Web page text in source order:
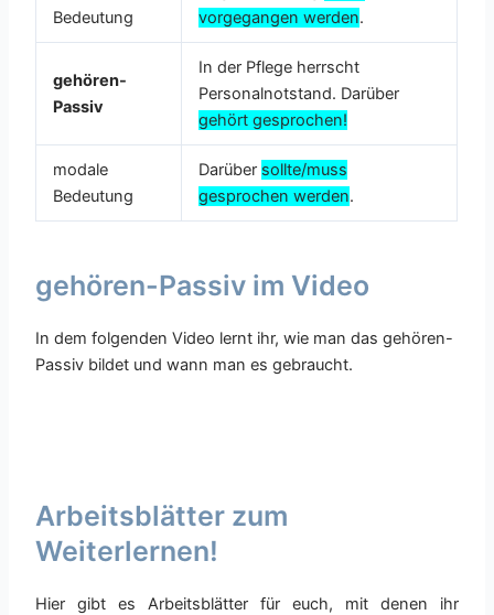
Bedeutung
vorgegangenwerden.
gehören-
Passiv
In der Pflege herrscht
Personalnotstand. Darüber
gehört gesprochen!
modale
Bedeutung
Darüber sollte/muss
gesprochenwerden.
gehören-Passiv im Video
In dem folgenden Video lernt ihr, wie man das gehören-
Passiv bildet und wann man es gebraucht.
Arbeitsblätter zum
Weiterlernen!
Hier gibt es Arbeitsblätter für euch, mit denen ihr